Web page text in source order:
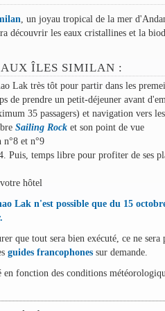
, un joyau tropical de la mer
découvrir les eaux cristallines et la
AUX ÎLES SIMILAN :
Lak très tôt pour partir dans les
de prendre un petit-déjeuner avant
35 passagers) et navigation vers
Sailing Rocket son point de vue
n°8 et n°9
Puis, temps libre pour profiter de ses
hôtel
Lak n'est possible que du 15
que tout sera bien exécuté, ce ne
guides francophonessur demande.
fonction des conditions